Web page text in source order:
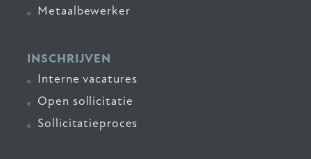
Metaalbewerker
INSCHRIJVEN
Interne vacatures
Open sollicitatie
Sollicitatieproces